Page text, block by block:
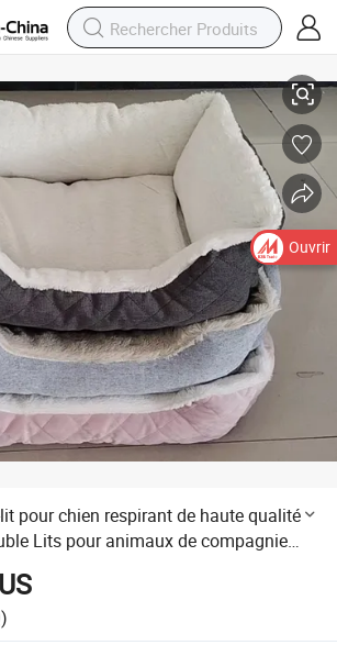
pour chien respirant de haute qualité
Lits pour animaux de compagnie
Dog Nest Grand chat rectangulaire
Ouvrir